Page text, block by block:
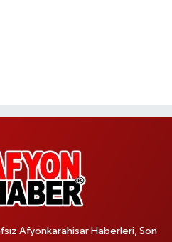
Afyonkarahisar Haberleri, Son